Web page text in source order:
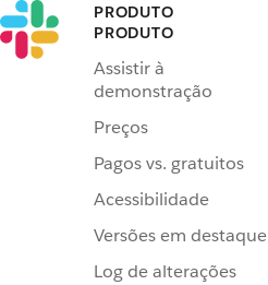
PRODUTO
PRODUTO
Assistir à
demonstração
Preços
Pagos vs. gratuitos
Acessibilidade
Versões em destaque
Log de alterações